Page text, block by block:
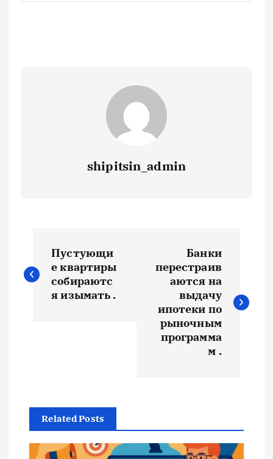
shipitsin_admin
а
и
Пустующи
е квартиры
собираютс
я изымать .
Банки
перестраив
аются на
выдачу
ипотеки по
рыночным
программа
м .
Related Posts